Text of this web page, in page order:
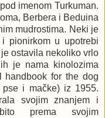
imenom Turkuman.
Berbera i Beduina
mudrostima. Neki je
pionirkom u upotrebi
ostavila nekoliko vrlo
je nama kinolozima
handbook for the dog
i mačke) iz 1955.
svojim znanjem i
prema svojim